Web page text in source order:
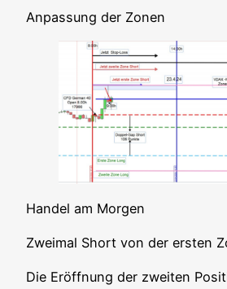
Anpas­sung der Zonen
Han­del am Morgen
Zwei­mal Short von der ers­ten
Die Eröff­nung der zwei­ten